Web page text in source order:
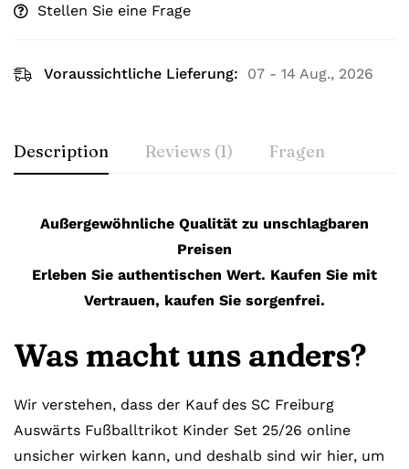
Stellen Sie eine Frage
Voraussichtliche Lieferung: 07 - 14 Aug., 2026
Description Reviews (1) Fragen
Außergewöhnliche Qualität zu unschlagbaren
Preisen
Erleben Sie authentischen Wert. Kaufen Sie mit
Vertrauen, kaufen Sie sorgenfrei.
Was macht uns anders?
Wir verstehen, dass der Kauf des SC Freiburg
Auswärts Fußballtrikot Kinder Set 25/26 online
unsicher wirken kann, und deshalb sind wir hier, um